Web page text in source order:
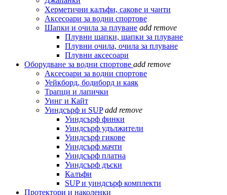
Херметични калъфи, сакове и чанти
Аксесоари за водни спортове
Шапки и очила за плуване add remove
Плувни шапки, шапки за плуване
Плувни очила, очила за плуване
Плувни аксесоари
Оборудване за водни спортове add remove
Аксесоари за водни спортове
Уейкборд, бодиборд и каяк
Трапци и лапички
Уинг и Кайт
Уиндсърф и SUP add remove
Уиндсърф финки
Уиндсърф удължители
Уиндсърф гикове
Уиндсърф мачти
Уиндсърф платна
Уиндсърф дъски
Калъфи
SUP и уиндсърф комплекти
Протектори и наколенки